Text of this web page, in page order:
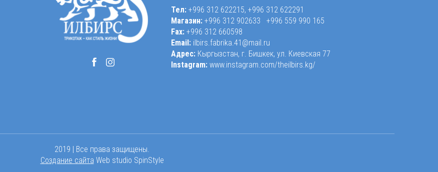
Тел:+996 312 622215, +996 312 622291
Магазин:+996 312 902633 +996 559 990 165
Fax:+996 312 660598
Email: ilbirs.fabrika.41@mail.ru
Адрес:Кыргызстан, г. Бишкек, ул. Киевская 77
Instagram: www.instagram.com/theilbirs.kg/
2019 | Все права защищены.
Создание сайта Web studio SpinStyle